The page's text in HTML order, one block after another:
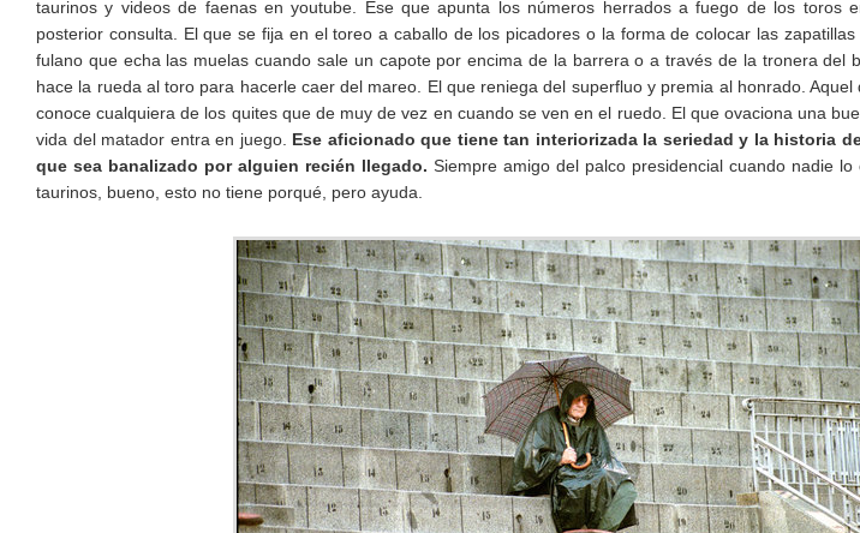
taurinos y videos de faenas en youtube. Ese que apunta los números herrados a fuego de los toros
posterior consulta. El que se fija en el toreo a caballo de los picadores o la forma de colocar las
fulano que echa las muelas cuando sale un capote por encima de la barrera o a través de la tronera del
hace la rueda al toro para hacerle caer del mareo. El que reniega del superfluo y premia al honrado.
conoce cualquiera de los quites que de muy de vez en cuando se ven en el ruedo. El que ovaciona una
vida del matador entra en juego. Ese aficionado que tiene tan interiorizada la seriedad y la historia
que sea banalizado por alguien recién llegado. Siempre amigo del palco presidencial cuando nadie
taurinos, bueno, esto no tiene porqué, pero ayuda.